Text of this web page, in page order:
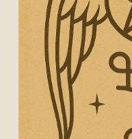
翻譯文稿
思想手札
魔法心得
商品使用
魅惑策略魔法
魅惑策略魔法
金錢策略魔法中
金錢策略魔法高
簡單易懂的開運
聖米迦勒魔法
個人業力課程
多香果成功咒術
關係破壞者-胡
魔法油配方解析
藥草行星魔法-
魔法蠟燭課
天國星燈
附魔課程
簡單易懂的現代
2026年度破障
五雷轉運儀式
2026元旦儀式
2026夏至太陽
聖徒魔法密集班
聖安東尼-愛情祝
聖加速－吸引金
聖芭芭拉-神聖守
搜索